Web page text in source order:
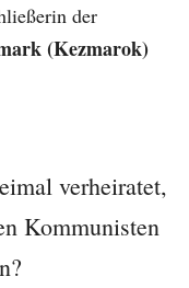
der
(Kezmarok)
verheiratet,
Kommunisten